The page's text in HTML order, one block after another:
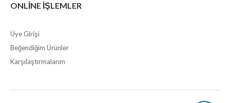
ONLINE İŞLEMLER
Üye Girişi
Beğendiğim Ürünler
Karşılaştırmalarım